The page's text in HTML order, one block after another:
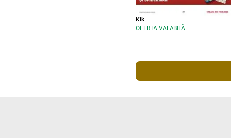
Kik
OFERTA VALABILĂ